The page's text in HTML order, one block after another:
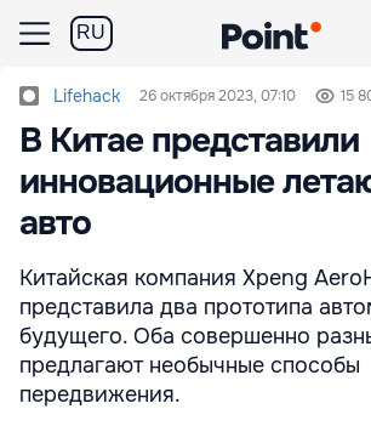
RU
Lifehack 26 октября 2023, 07:10 15
В Китае представили
инновационные
авто
Китайская компания Xpeng
представила два прототипа
будущего. Оба совершенно
предлагают необычные способы
передвижения.